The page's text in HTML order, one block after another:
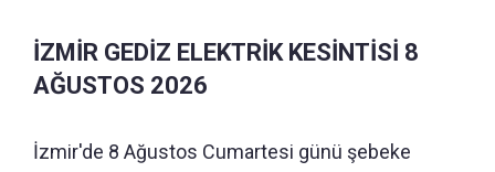
İZMİR GEDİZ ELEKTRİK KESİNTİSİ 8
AĞUSTOS 2026
İzmir'de 8 Ağustos Cumartesi günü şebeke